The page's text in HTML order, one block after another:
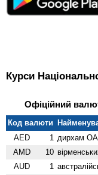
Курси
Офіційний
Код валюти
AED
1 дирхам
AMD 10
AUD 1